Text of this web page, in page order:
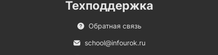
Техподдержка
Обратная связь
school@infourok.ru